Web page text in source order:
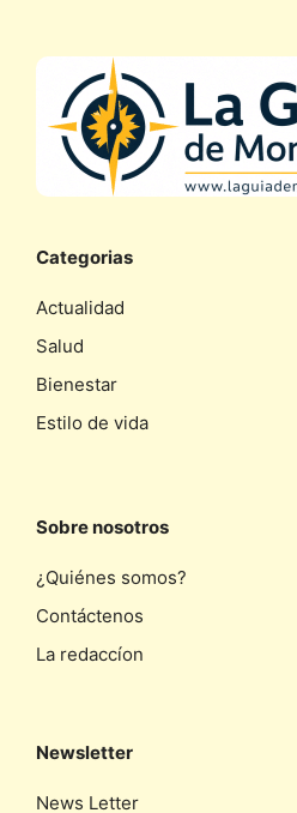
Categorias
Actualidad
Salud
Bienestar
Estilo de vida
Sobre nosotros
¿Quiénes somos?
Contáctenos
La redaccíon
Newsletter
News Letter